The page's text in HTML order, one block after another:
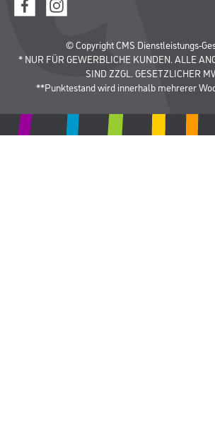
© Copyright CMS Dienstleistungs-
* NUR FÜR GEWERBLICHE KUNDEN. ALLE
SIND ZZGL. GESETZLICHER
**Punktestand wird innerhalb mehrerer